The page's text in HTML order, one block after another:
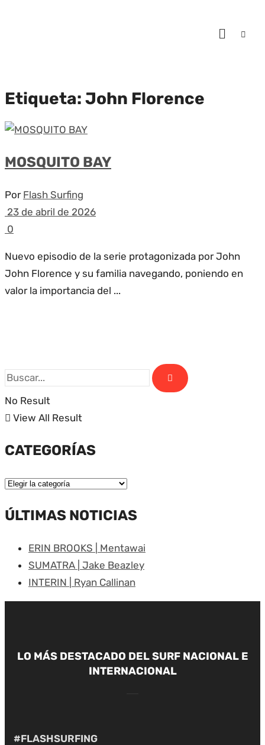
Etiqueta: John Florence
MOSQUITO BAY
Por Flash Surfing
23 de abril de 2026
0
Nuevo episodio de la serie protagonizada por John
John Florence y su familia navegando, poniendo en
valor la importancia del ...
No Result
View All Result
CATEGORÍAS
ÚLTIMAS NOTICIAS
ERIN BROOKS | Mentawai
SUMATRA | Jake Beazley
INTERIN | Ryan Callinan
LO MÁS DESTACADO DEL SURF NACIONAL E
INTERNACIONAL
#FLASHSURFING